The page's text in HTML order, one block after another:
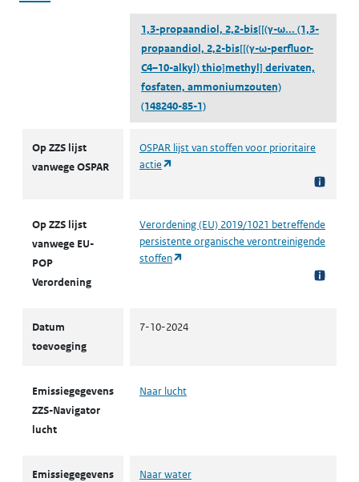
1,3-propaandiol, 2,2-bis[[(γ-ω... (1,3-
propaandiol, 2,2-bis[[(γ-ω-perfluor-
C4–10-alkyl) thio]methyl] derivaten,
fosfaten, ammoniumzouten)
(148240-85-1)
Op ZZS lijst
vanwege OSPAR
OSPAR lijst van stoffen voor prioritaire
actie
Op ZZS lijst
vanwege EU-
POP
Verordening
Verordening (EU) 2019/1021 betreffende
persistente organische verontreinigende
stoffen
Datum
toevoeging
7-10-2024
Emissiegegevens
ZZS-Navigator
lucht
Naar lucht
Emissiegegevens
Naar water